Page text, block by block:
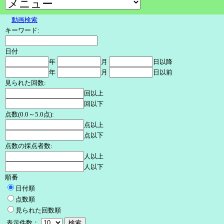
動画検索
キーワード:
日付
年
月
日以降
年
月
日以前
見られた回数:
回以上
回以下
点数(0.0～5.0点):
点以上
点以下
点数の採点者数:
人以上
人以下
順番
日付順
点数順
見られた回数順